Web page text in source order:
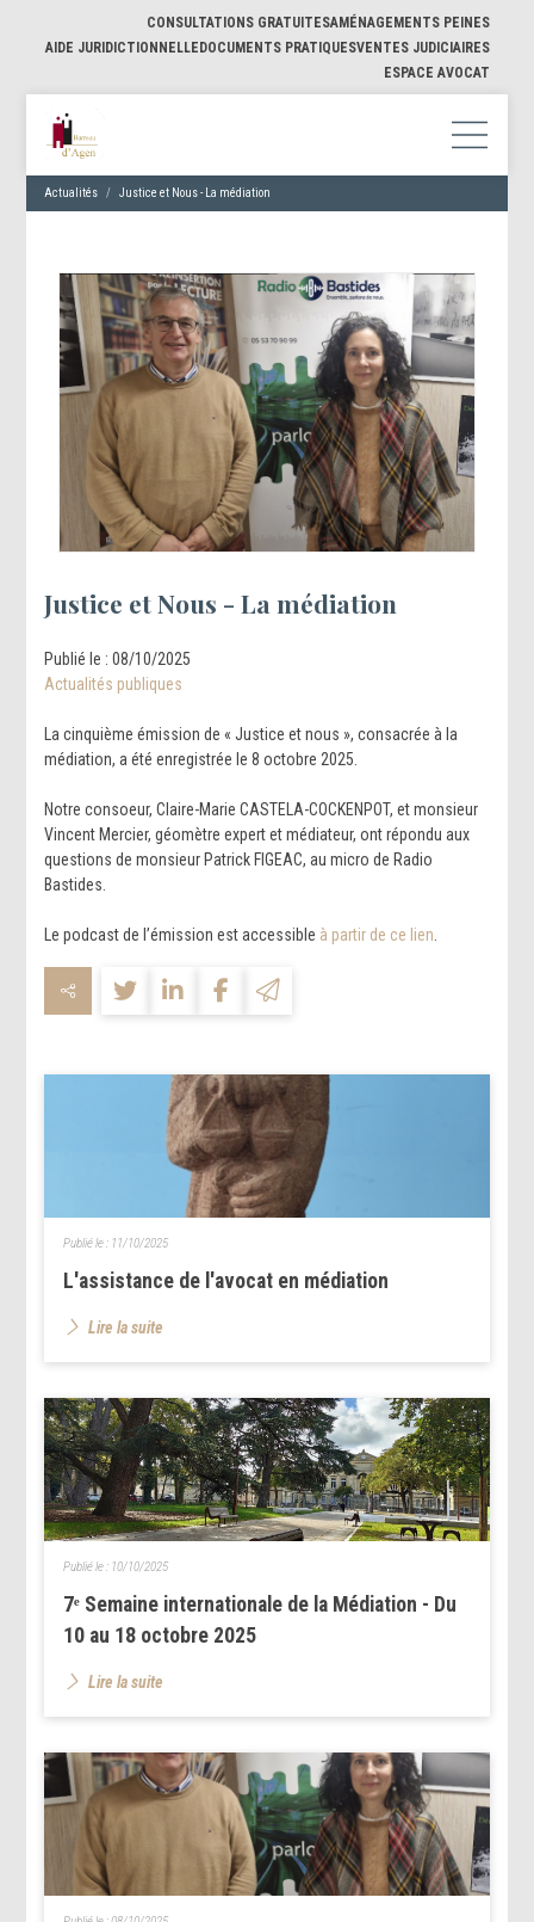
CONSULTATIONS GRATUITESAMÉNAGEMENTS PEINES
AIDE JURIDICTIONNELLE DOCUMENTS PRATIQUESVENTES JUDICIAIRES
ESPACE AVOCAT
Actualités Justice et Nous - La médiation
Justice et Nous - La médiation
Publié le :08/10/2025
Actualités publiques
La cinquième émission de « Justice et nous », consacrée à la
médiation, a été enregistrée le 8 octobre 2025.
Notre consoeur, Claire-Marie CASTELA-COCKENPOT, et monsieur
Vincent Mercier, géomètre expert et médiateur, ont répondu aux
questions de monsieur Patrick FIGEAC, au micro de Radio
Bastides.
Le podcast de l’émission est accessible à partir de ce lien
L'assistance de l'avocat en médiation
Publié le : 11/10/2025
Lire la suite
7ᵉ Semaine internationale de la Médiation - Du
10 au 18 octobre 2025
Publié le : 10/10/2025
Lire la suite